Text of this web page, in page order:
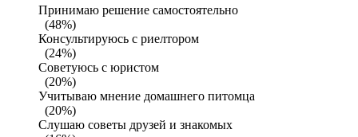
Принимаю решение самостоятельно
(48%)
Консультируюсь с риелтором
(24%)
Советуюсь с юристом
(20%)
Учитываю мнение домашнего питомца
(20%)
Слушаю советы друзей и знакомых